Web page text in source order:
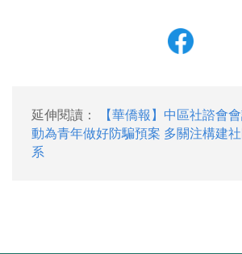
延伸閱讀：
【華僑報】中區社諮會
動為青年做好防騙預案 多關注構建
系